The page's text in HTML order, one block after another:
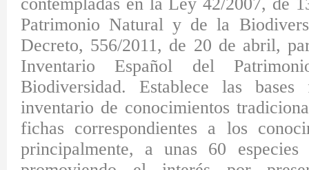
Patrimonio Natural y de la
Decreto, 556/2011, de 20 de abril,
Inventario Español del
Biodiversidad. Establece las bases
inventario de conocimientos
fichas correspondientes a los
principalmente, a unas 60